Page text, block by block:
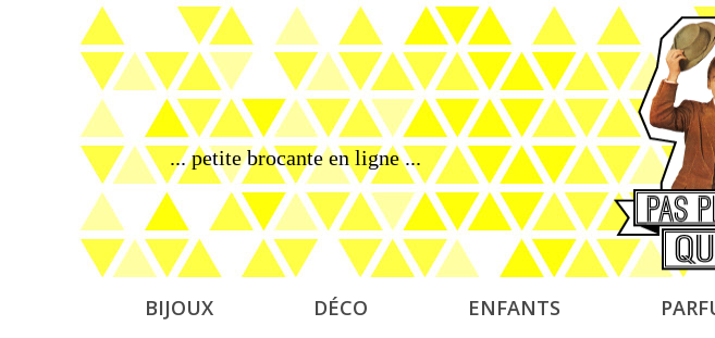
... petite brocante en ligne ...
BIJOUX DÉCO ENFANTS